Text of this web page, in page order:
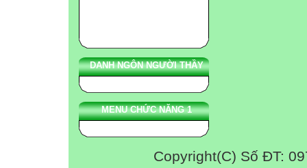
DANH NGÔN NGƯỜI THẦY
MENU CHỨC NĂNG 1
Copyright(C) Số ĐT: